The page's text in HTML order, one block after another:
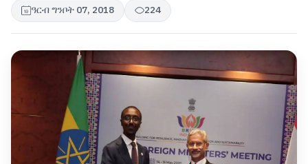
ዓርብ ግንቦት 07, 2018 224